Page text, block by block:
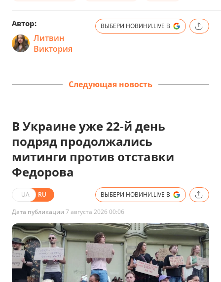
Автор:
Литвин
Виктория
ВЫБЕРИ НОВИНИ.LIVE В
Следующая новость
В Украине уже 22-й день
подряд продолжались
митинги против отставки
Федорова
UA RU ВЫБЕРИ НОВИНИ.LIVE В
Дата публикации 7 августа 2026 00:06